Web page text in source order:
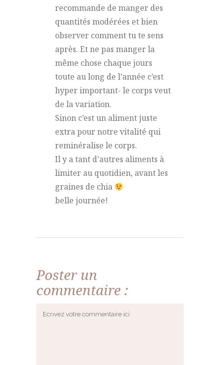
recommande de manger des
quantités modérées et bien
observer comment tu te sens
après. Et ne pas manger la
même chose chaque jours
toute au long de l’année c’est
hyper important- le corps veut
de la variation.
Sinon c’est un aliment juste
extra pour notre vitalité qui
reminéralise le corps.
Il y a tant d’autres aliments à
limiter au quotidien, avant les
graines de chia
belle journée!
Poster un
commentaire :